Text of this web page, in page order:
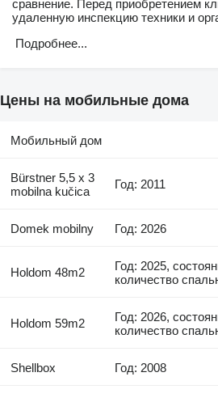
сравнение. Перед приобретением
удаленную инспекцию техники и
Подробнее...
Цены на мобильные дома
Мобильный дом
Bürstner 5,5 x 3
mobilna kučica
Год: 2011
Domek mobilny Год: 2026
Holdom 48m2
Год: 2025,
количество
Holdom 59m2
Год: 2026,
количество
Shellbox Год: 2008